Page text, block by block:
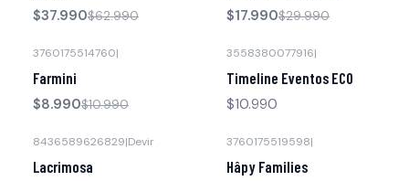
$37.990$62.990
$17.990$29.990
3760175514760|
Farmini
$8.990$10.990
3558380077916|
Timeline Eventos ECO
$10.990
8436589626829|Devir
Lacrimosa
3760175519598|
Hâpy Families